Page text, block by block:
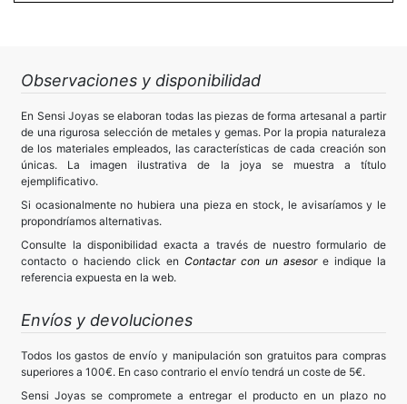
Observaciones y disponibilidad
En Sensi Joyas se elaboran todas las piezas de forma artesanal a partir
de una rigurosa selección de metales y gemas. Por la propia naturaleza
de los materiales empleados, las características de cada creación son
únicas. La imagen ilustrativa de la joya se muestra a título
ejemplificativo.
Si ocasionalmente no hubiera una pieza en stock, le avisaríamos y le
propondríamos alternativas.
Consulte la disponibilidad exacta a través de nuestro formulario de
contacto o haciendo click en Contactar con un asesor e indique la
referencia expuesta en la web.
Envíos y devoluciones
Todos los gastos de envío y manipulación son gratuitos para compras
superiores a 100€. En caso contrario el envío tendrá un coste de 5€.
Sensi Joyas se compromete a entregar el producto en un plazo no